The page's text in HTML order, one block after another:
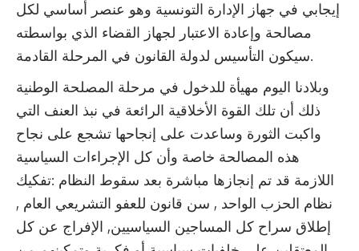
إيجابي في جهاز الإدارة التونسية وهو عنصر أساسي لكل
مصالحة وإعادة الاعتبار لجهاز القضاء الذي بواسطته
سيكون التأسيس لدولة القانون في المرحلة القادمة.
وبلادنا اليوم مهيأة للدخول في مرحلة المصلحة الوطنية
ذلك أن تلك القوة الأخلاقية الرائعة في نبذ العنف التي
واكبت الثورة وساعدت على إنجاحها تشجع على نجاح
هذه المصالحة خاصة وأن كل الإجراءات السياسية
اللازمة قد تم إنجازها مباشرة بعد سقوط النظام :تفكيك
نظام الحزب الواحد , سن قانون للعفو التشريعي العام ,
إطلاق سراح كل المساجين السياسيين, الإفراج عن كل